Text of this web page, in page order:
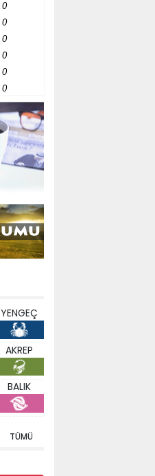
0
0
0
0
0
0
YENGEÇ
AKREP
BALIK
TÜMÜ